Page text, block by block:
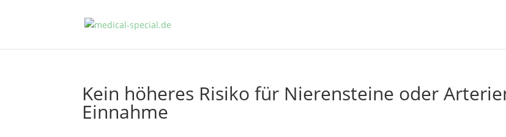
Kein höheres Risiko für Nierensteine oder
Einnahme